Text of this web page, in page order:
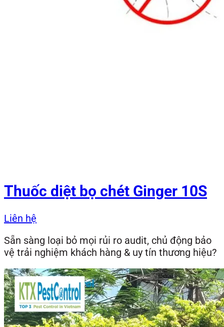
Thuốc diệt bọ chét Ginger 10S
Liên hệ
Sẵn sàng loại bỏ mọi rủi ro audit, chủ động bảo
vệ trải nghiệm khách hàng & uy tín thương hiệu?